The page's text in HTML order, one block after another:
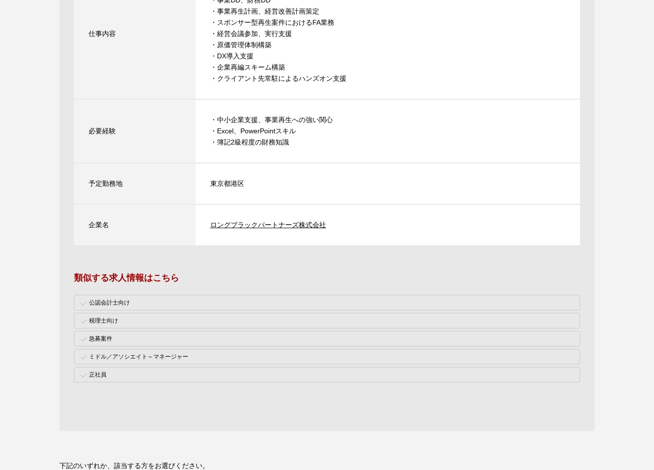
仕事内容
・事業再生計画、経営改善計画策定
・スポンサー型再生案件におけるFA業務
・経営会議参加、実行支援
・原価管理体制構築
・DX導入支援
・企業再編スキーム構築
・クライアント先常駐によるハンズオン支援
必要経験
・中小企業支援、事業再生への強い関心
・Excel、PowerPointスキル
・簿記2級程度の財務知識
予定勤務地 東京都港区
企業名 ロングブラックパートナーズ株式会社
類似する求人情報はこちら
公認会計士向け
税理士向け
急募案件
ミドル／アソシエイト～マネージャー
正社員
下記のいずれか、該当する方をお選びください。